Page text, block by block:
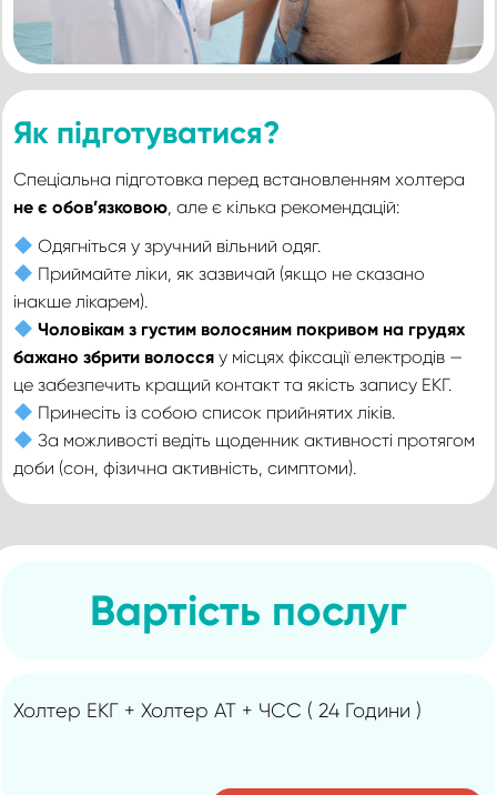
Як підготуватися?
Спеціальна підготовка перед встановленням холтера
не є обов’язковою, але є кілька рекомендацій:
Одягніться у зручний вільний одяг.
Приймайте ліки, як зазвичай (якщо не сказано
інакше лікарем).
Чоловікам з густим волосяним покривом на грудях
бажано збрити волосся у місцях фіксації електродів —
це забезпечить кращий контакт та якість запису ЕКГ.
Принесіть із собою список прийнятих ліків.
За можливості ведіть щоденник активності протягом
доби (сон, фізична активність, симптоми).
Вартість послуг
Холтер ЕКГ + Холтер АТ + ЧСС ( 24 Години )